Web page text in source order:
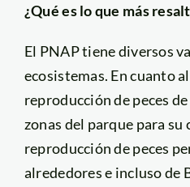
¿Qué es lo que más
El PNAP tiene diversos
ecosistemas. En cuanto
reproducción de peces
zonas del parque para
reproducción de peces
alrededores e incluso de